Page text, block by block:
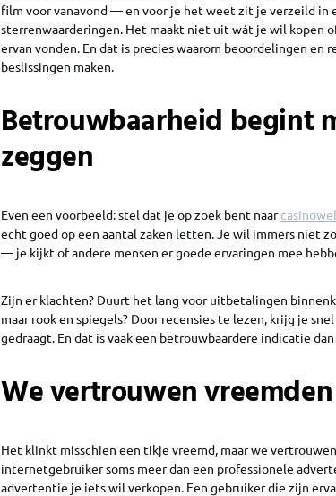
film voor vanavond — en voor je het weet zit je verzeild in
sterrenwaarderingen. Het maakt niet uit wát je wil kopen
ervan vonden. En dat is precies waarom beoordelingen en
beslissingen maken.
Betrouwbaarheid begint
zeggen
Even een voorbeeld: stel dat je op zoek bent naar
echt goed op een aantal zaken letten. Je wil immers niet
— je kijkt of andere mensen er goede ervaringen mee
Zijn er klachten? Duurt het lang voor uitbetalingen
maar rook en spiegels? Door recensies te lezen, krijg je
gedraagt. En dat is vaak een betrouwbaardere indicatie
We vertrouwen
Het klinkt misschien een tikje vreemd, maar we
internetgebruiker soms meer dan een professionele
advertentie je iets wil verkopen. Een gebruiker die zijn